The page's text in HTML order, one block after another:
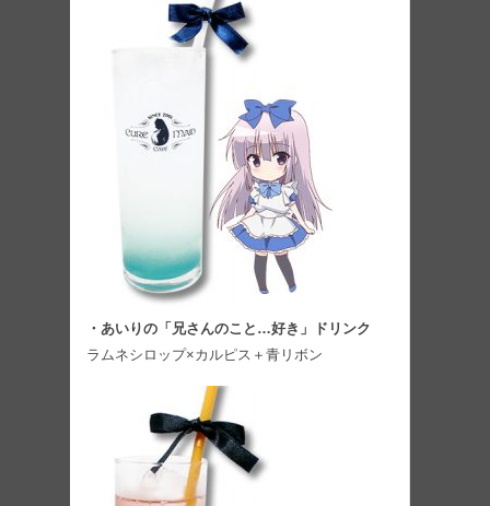
・あいりの「兄さんのこと…好き」ドリンク
ラムネシロップ×カルピス＋青リボン